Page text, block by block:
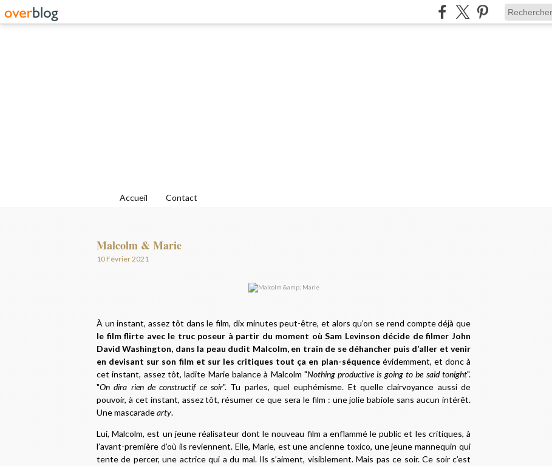
Accueil Contact
Malcolm & Marie
10 Février 2021
À un instant, assez tôt dans le film, dix minutes peut-être, et alors qu’on se rend compte déjà que
le film flirte avec le truc poseur à partir du moment où Sam Levinson décide de filmer John
David Washington, dans la peau dudit Malcolm, en train de se déhancher puis d’aller et venir
en devisant sur son film et sur les critiques tout ça en plan-séquenceévidemment, et donc à
cet instant, assez tôt, ladite Marie balance à Malcolm "Nothing productive is going to be said tonight".
"On dira rien de constructif ce soir". Tu parles, quel euphémisme. Et quelle clairvoyance aussi de
pouvoir, à cet instant, assez tôt, résumer ce que sera le film : une jolie babiole sans aucun intérêt.
Une mascaradearty.
Lui, Malcolm, est un jeune réalisateur dont le nouveau film a enflammé le public et les critiques, à
l’avant-première d’où ils reviennent. Elle, Marie, est une ancienne toxico, une jeune mannequin qui
tente de percer, une actrice qui a du mal. Ils s’aiment, visiblement. Mais pas ce soir. Ce soir c’est